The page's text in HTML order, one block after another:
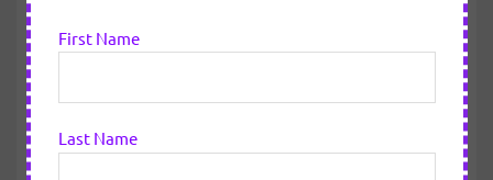
First Name
Last Name